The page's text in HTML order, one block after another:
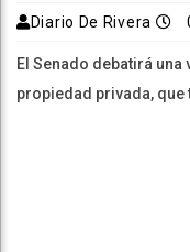
Diario De Rivera
El Senado debatirá
propiedad privada,